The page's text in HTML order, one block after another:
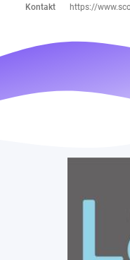
Kontakt
https://